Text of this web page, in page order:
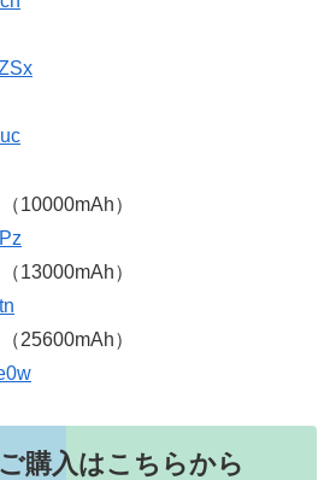
10000mAh）
13000mAh）
25600mAh）
購入はこちらから